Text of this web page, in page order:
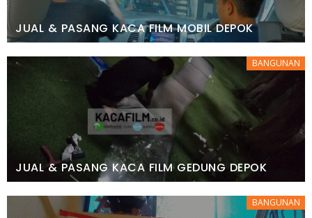
JUAL & PASANG KACA FILM MOBIL DEPOK
BANGUNAN
JUAL & PASANG KACA FILM GEDUNG DEPOK
BANGUNAN